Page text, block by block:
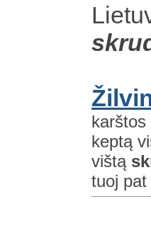
karštos
keptą
vištą
tuoj